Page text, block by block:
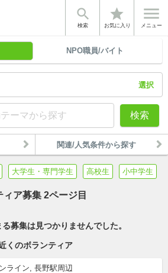

検索
star
お気に入り

メニュー
NPO職員/バイト
選択
検索
関連/人気条件から探す
大学生・専門学生 高校生 小中学生
ア募集 2ページ目
募集は見つかりませんでした。
くのボランティア
ライン, 長野駅周辺